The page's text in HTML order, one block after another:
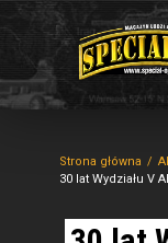
Strona główna
30 lat Wydziału V